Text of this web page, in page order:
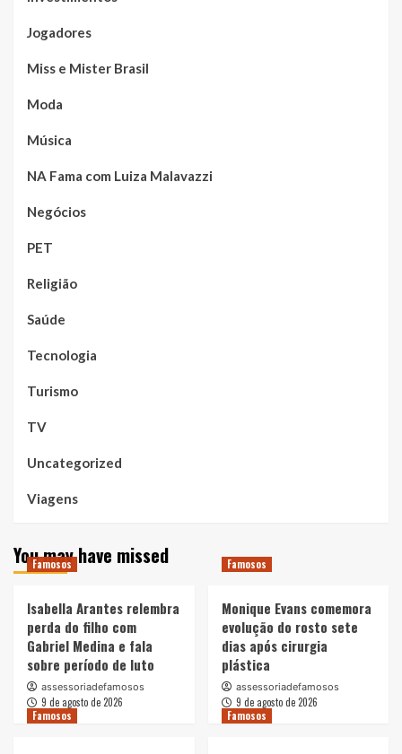
Jogadores
Miss e Mister Brasil
Moda
Música
NA Fama com Luiza Malavazzi
Negócios
PET
Religião
Saúde
Tecnologia
Turismo
TV
Uncategorized
Viagens
You may have missed
Famosos
Isabella Arantes relembra
perda do filho com
Gabriel Medina e fala
sobre período de luto
assessoriadefamosos
9 de agosto de 2026
Famosos
Monique Evans comemora
evolução do rosto sete
dias após cirurgia
plástica
assessoriadefamosos
9 de agosto de 2026
Famosos
Famosos